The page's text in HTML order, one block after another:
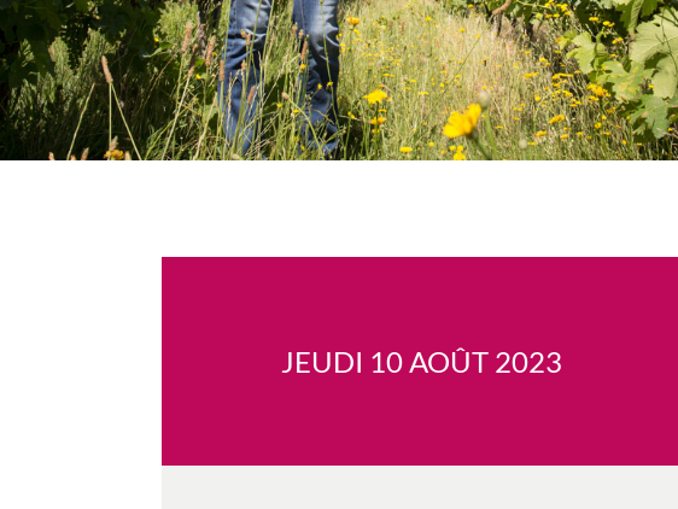
JEUDI 10 AOÛT 2023